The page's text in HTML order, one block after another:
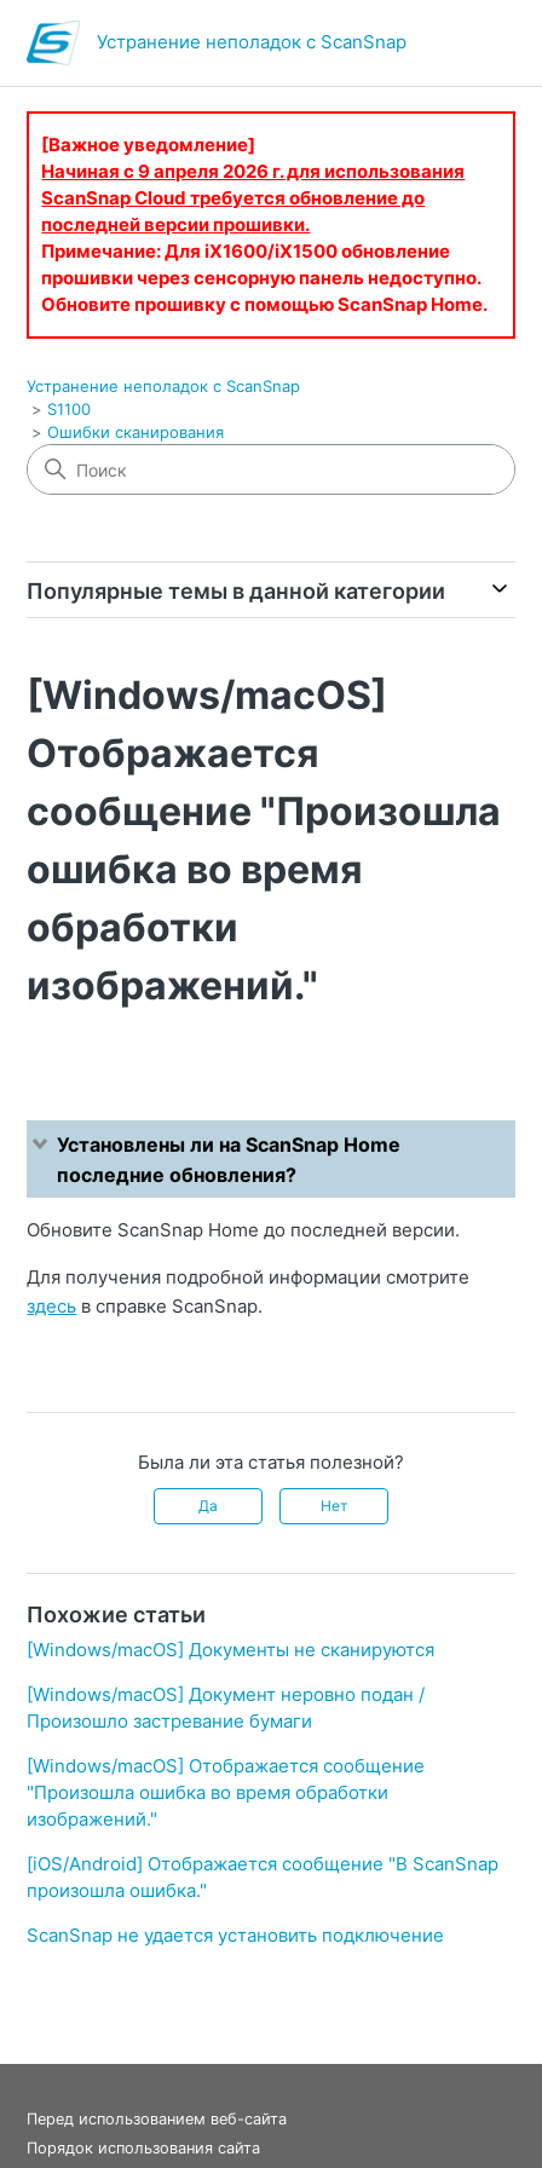
Устранение неполадок с ScanSnap
[Важное уведомление]
Начиная с 9 апреля 2026 г. для использования
ScanSnap Cloud требуется обновление до
последней версии прошивки.
Примечание: Для iX1600/iX1500 обновление
прошивки через сенсорную панель недоступно.
Обновите прошивку с помощью ScanSnap Home.
Устранение неполадок с ScanSnap
S1100
Ошибки сканирования
Популярные темы в данной категории
[Windows/macOS]
Отображается
сообщение "Произошла
ошибка во время
обработки
изображений."
Установлены ли на ScanSnap Home
последние обновления?
Обновите ScanSnap Home до последней версии.
Для получения подробной информации смотрите
здесь в справке ScanSnap.
Была ли эта статья полезной?
Да Нет
Похожие статьи
[Windows/macOS] Документы не сканируются
[Windows/macOS] Документ неровно подан /
Произошло застревание бумаги
[Windows/macOS] Отображается сообщение
"Произошла ошибка во время обработки
изображений."
[iOS/Android] Отображается сообщение "В ScanSnap
произошла ошибка."
ScanSnap не удается установить подключение
Перед использованием веб-сайта
Порядок использования сайта